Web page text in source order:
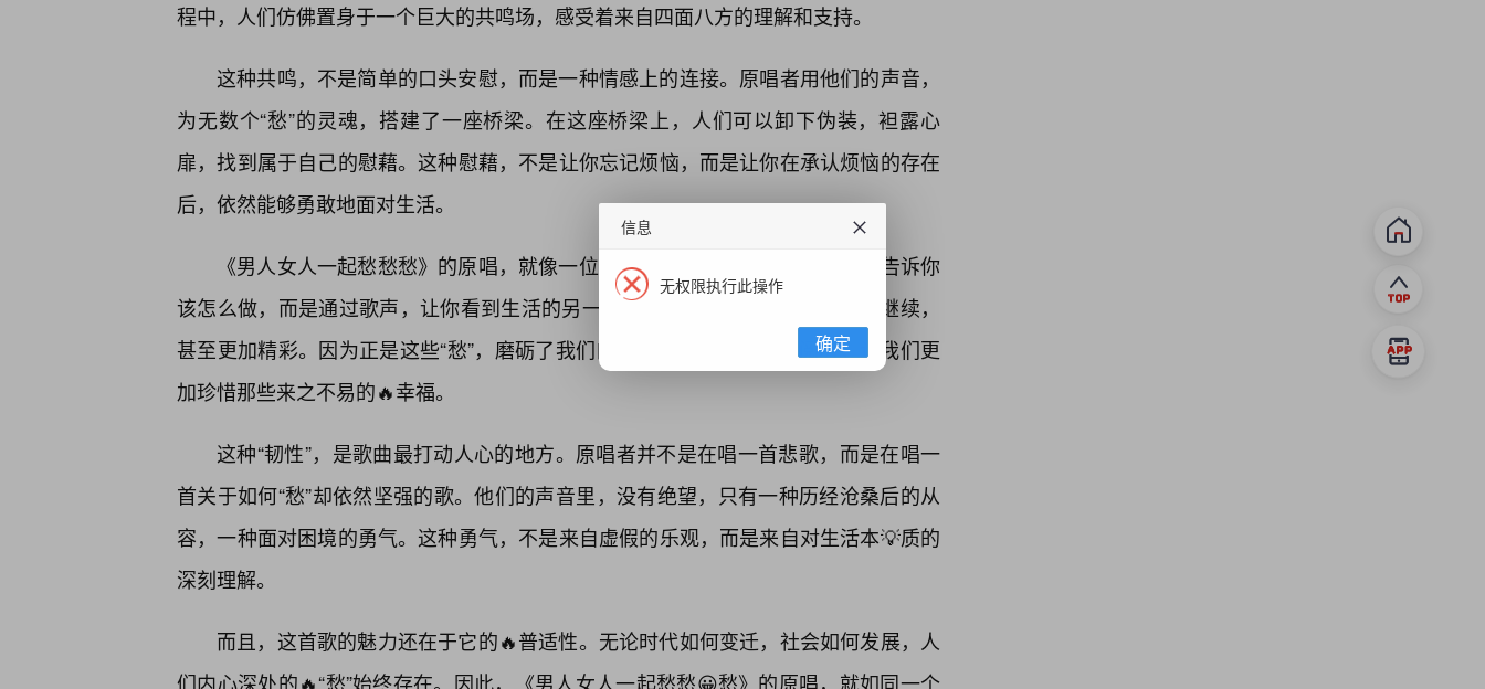
程中，人们仿佛置身于一个巨大的共鸣场，感受着来自四面八方的理解和支持。
这种共鸣，不是简单的口头安慰，而是一种情感上的连接。原唱者用他们的声音，
为无数个“愁”的灵魂，搭建了一座桥梁。在这座桥梁上，人们可以卸下伪装，袒露心
扉，找到属于自己的慰藉。这种慰藉，不是让你忘记烦恼，而是让你在承认烦恼的存在
后，依然能够勇敢地面对生活。
《男人女人一起愁愁愁》的原唱，就像一位经验丰富的生活导师，它不直接告诉你
该怎么做，而是通过歌声，让你看到生活的另一面：即使有“愁”，生活依然可以继续，
甚至更加精彩。因为正是这些“愁”，磨砺了我们的意志，丰富了我们的阅历，让我们更
加珍惜那些来之不易的🔥幸福。
这种“韧性”，是歌曲最打动人心的地方。原唱者并不是在唱一首悲歌，而是在唱一
首关于如何“愁”却依然坚强的歌。他们的声音里，没有绝望，只有一种历经沧桑后的从
容，一种面对困境的勇气。这种勇气，不是来自虚假的乐观，而是来自对生活本💡质的
深刻理解。
而且，这首歌的魅力还在于它的🔥普适性。无论时代如何变迁，社会如何发展，人
们内心深处的🔥“愁”始终存在。因此，《男人女人一起愁愁😀愁》的原唱，就如同一个
信息
无权限执行此操作
确定